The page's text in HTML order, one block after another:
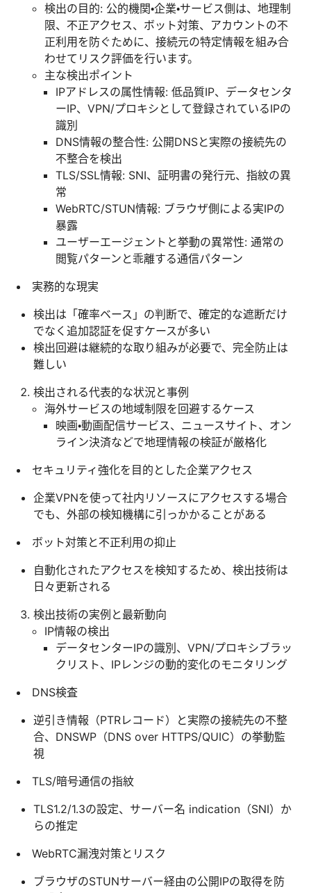
検出の目的: 公的機関・企業・サービス側は、地理制
限、不正アクセス、ボット対策、アカウントの不
正利用を防ぐために、接続元の特定情報を組み合
わせてリスク評価を行います。
主な検出ポイント
IPアドレスの属性情報: 低品質IP、データセンタ
ーIP、VPN/プロキシとして登録されているIPの
識別
DNS情報の整合性: 公開DNSと実際の接続先の
不整合を検出
TLS/SSL情報: SNI、証明書の発行元、指紋の異
常
WebRTC/STUN情報: ブラウザ側による実IPの
暴露
ユーザーエージェントと挙動の異常性: 通常の
閲覧パターンと乖離する通信パターン
実務的な現実
検出は「確率ベース」の判断で、確定的な遮断だけ
でなく追加認証を促すケースが多い
検出回避は継続的な取り組みが必要で、完全防止は
難しい
検出される代表的な状況と事例
海外サービスの地域制限を回避するケース
映画・動画配信サービス、ニュースサイト、オン
ライン決済などで地理情報の検証が厳格化
セキュリティ強化を目的とした企業アクセス
企業VPNを使って社内リソースにアクセスする場合
でも、外部の検知機構に引っかかることがある
ボット対策と不正利用の抑止
自動化されたアクセスを検知するため、検出技術は
日々更新される
検出技術の実例と最新動向
IP情報の検出
データセンターIPの識別、VPN/プロキシブラッ
クリスト、IPレンジの動的変化のモニタリング
DNS検査
逆引き情報（PTRレコード）と実際の接続先の不整
合、DNSWP（DNS over HTTPS/QUIC）の挙動監
視
TLS/暗号通信の指紋
TLS1.2/1.3の設定、サーバー名 indication（SNI）か
らの推定
WebRTC漏洩対策とリスク
ブラウザのSTUNサーバー経由の公開IPの取得を防